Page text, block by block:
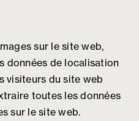
sur le site web,
données de localisation
visiteurs du site web
toutes les données
sur le site web.